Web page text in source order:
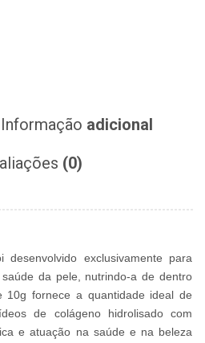
Informação adicional
(0)
desenvolvido exclusivamente para
da pele, nutrindo-a de dentro
10g fornece a quantidade ideal de
de colágeno hidrolisado com
e atuação na saúde e na beleza